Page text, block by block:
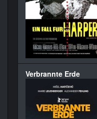
Verbrannte Erde